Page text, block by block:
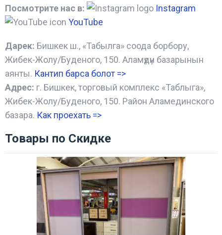
Посмотрите нас в:
Instagram
YouTube
Дарек: Бишкек ш., «Табылга» соода борбору,
Жибек-Жолу/Буденого, 150. Аламүдүн базарынын
аянты. Кантип барса болот =>
Адрес: г. Бишкек, торговый комплекс «Таблыга»,
Жибек-Жолу/Буденого, 150. Район Аламединского
базара. Как проехать =>
Товары по Скидке